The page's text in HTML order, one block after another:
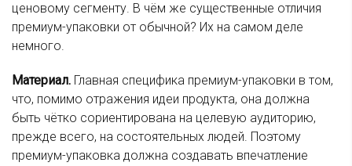
ценовому сегменту. В чём же существенные отличия
премиум-упаковки от обычной? Их на самом деле
немного.
Материал. Главная специфика премиум-упаковки в том,
что, помимо отражения идеи продукта, она должна
быть чётко сориентирована на целевую аудиторию,
прежде всего, на состоятельных людей. Поэтому
премиум-упаковка должна создавать впечатление